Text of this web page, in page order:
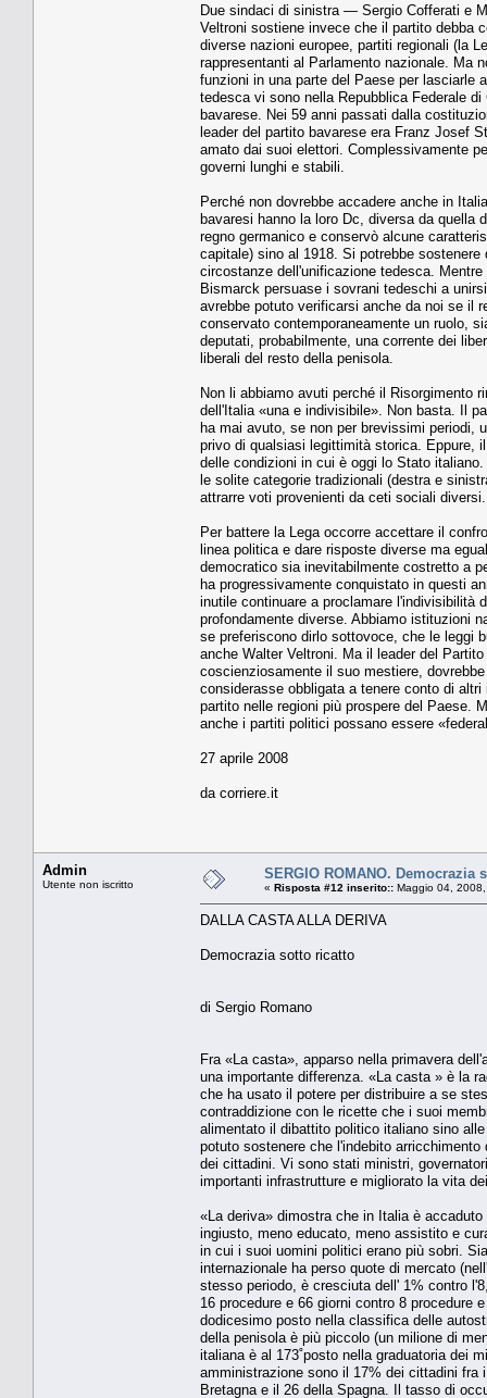
Due sindaci di sinistra — Sergio Cofferati e
Veltroni sostiene invece che il partito debba
diverse nazioni europee, partiti regionali (la
rappresentanti al Parlamento nazionale. Ma
funzioni in una parte del Paese per lasciarle
tedesca vi sono nella Repubblica Federale
bavarese. Nei 59 anni passati dalla
leader del partito bavarese era Franz Josef
amato dai suoi elettori. Complessivamente
governi lunghi e stabili.
Perché non dovrebbe accadere anche in
bavaresi hanno la loro Dc, diversa da quella
regno germanico e conservò alcune
capitale) sino al 1918. Si potrebbe
circostanze dell'unificazione tedesca.
Bismarck persuase i sovrani tedeschi a
avrebbe potuto verificarsi anche da noi se il
conservato contemporaneamente un ruolo,
deputati, probabilmente, una corrente dei
liberali del resto della penisola.
Non li abbiamo avuti perché il Risorgimento
dell'Italia «una e indivisibile». Non basta. Il
ha mai avuto, se non per brevissimi periodi,
privo di qualsiasi legittimità storica. Eppure,
delle condizioni in cui è oggi lo Stato
le solite categorie tradizionali (destra e
attrarre voti provenienti da ceti sociali diversi.
Per battere la Lega occorre accettare il
linea politica e dare risposte diverse ma
democratico sia inevitabilmente costretto a
ha progressivamente conquistato in questi
inutile continuare a proclamare
profondamente diverse. Abbiamo istituzioni
se preferiscono dirlo sottovoce, che le leggi
anche Walter Veltroni. Ma il leader del
coscienziosamente il suo mestiere,
considerasse obbligata a tenere conto di
partito nelle regioni più prospere del Paese.
anche i partiti politici possano essere
27 aprile 2008
da corriere.it
Admin
Utente non iscritto
SERGIO ROMANO. Democrazia
« Risposta #12 inserito:: Maggio 04,
DALLA CASTA ALLA DERIVA
Democrazia sotto ricatto
di Sergio Romano
Fra «La casta», apparso nella primavera
una importante differenza. «La casta » è la
che ha usato il potere per distribuire a se
contraddizione con le ricette che i suoi
alimentato il dibattito politico italiano sino
potuto sostenere che l'indebito
dei cittadini. Vi sono stati ministri,
importanti infrastrutture e migliorato la vita
«La deriva» dimostra che in Italia è
ingiusto, meno educato, meno assistito e
in cui i suoi uomini politici erano più sobri.
internazionale ha perso quote di mercato
stesso periodo, è cresciuta dell' 1% contro
16 procedure e 66 giorni contro 8 procedure
dodicesimo posto nella classifica delle
della penisola è più piccolo (un milione di
italiana è al 173˚posto nella graduatoria dei
amministrazione sono il 17% dei cittadini fra
Bretagna e il 26 della Spagna. Il tasso di